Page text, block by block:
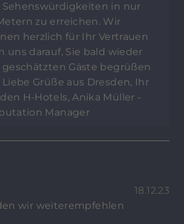
in nur
zu erreichen. Wir
herzlich für Ihr Vertrauen
uns darauf, Sie bald wieder
geschätzten Gäste begrüßen
Grüße aus Dresden, Ihr
H-Hotels, Anika Müller -
Manager
18.12.23
wir weiterempfehlen